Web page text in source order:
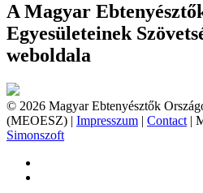
A Magyar
Egyesületeinek
weboldala
© 2026 Magyar Ebtenyésztők
(MEOESZ) | Impresszum | Contact |
Simonszoft